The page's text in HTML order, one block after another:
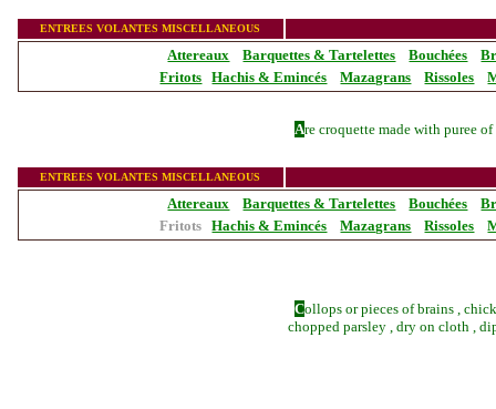
ENTREES VOLANTES MISCELLANEOUS
Attereaux Barquettes & Tartelettes Bouchées
Fritots
Hachis & Emincés Mazagrans Rissoles
Are croquette made with puree
ENTREES VOLANTES MISCELLANEOUS
Attereaux Barquettes & Tartelettes Bouchées
Fritots
Hachis & Emincés Mazagrans Rissoles
Collops or pieces of brains ,
chopped parsley , dry on cloth ,